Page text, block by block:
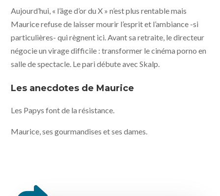
Aujourd’hui, « l’âge d’or du X » n’est plus rentable mais
Maurice refuse de laisser mourir l’esprit et l’ambiance -si
particulières- qui règnent ici. Avant sa retraite, le directeur
négocie un virage difficile : transformer le cinéma porno en
salle de spectacle. Le pari débute avec Skalp.
Les anecdotes de Maurice
Les Papys font de la résistance.
Maurice, ses gourmandises et ses dames.